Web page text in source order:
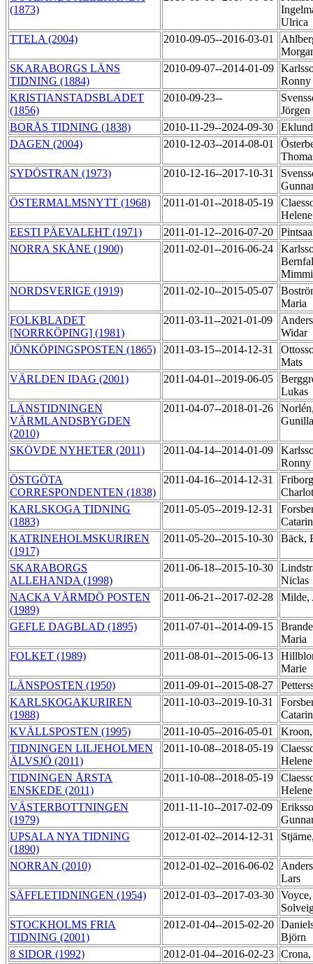
(1873)
Ulrica
TTELA (2004)
2010-09-05--2016-03-01
SKARABORGS LÄNS
TIDNING (1884)
2010-09-07--2014-01-09
Ronny
KRISTIANSTADSBLADET
(1856)
2010-09-23--
Jörgen
BORÅS TIDNING (1838)
2010-11-29--2024-09-30
DAGEN (2004)
2010-12-03--2014-08-01
SYDÖSTRAN (1973)
2010-12-16--2017-10-31
ÖSTERMALMSNYTT (1968)
2011-01-01--2018-05-19
EESTI PÄEVALEHT (1971)
2011-01-12--2016-07-20
NORRA SKÅNE (1900)
2011-02-01--2016-06-24
NORDSVERIGE (1919)
2011-02-10--2015-05-07
Maria
FOLKBLADET
[NORRKÖPING] (1981)
2011-03-11--2021-01-09
Widar
JÖNKÖPINGSPOSTEN (1865)
2011-03-15--2014-12-31
Mats
VÄRLDEN IDAG (2001)
2011-04-01--2019-06-05
Lukas
LÄNSTIDNINGEN
VÄRMLANDSBYGDEN
(2010)
2011-04-07--2018-01-26
SKÖVDE NYHETER (2011) 2011-04-14--2014-01-09
Ronny
ÖSTGÖTA
CORRESPONDENTEN (1838)
2011-04-16--2014-12-31
KARLSKOGA TIDNING
(1883)
2011-05-05--2019-12-31
KATRINEHOLMSKURIREN
(1917)
2011-05-20--2015-10-30 Bäck,
SKARABORGS
ALLEHANDA (1998)
2011-06-18--2015-10-30
Niclas
NACKA VÄRMDÖ POSTEN
(1989)
2011-06-21--2017-02-28 Milde,
GEFLE DAGBLAD (1895) 2011-07-01--2014-09-15
Maria
FOLKET (1989)
2011-08-01--2015-06-13
Marie
LÄNSPOSTEN (1950)
2011-09-01--2015-08-27
KARLSKOGAKURIREN
(1988)
2011-10-03--2019-10-31
KVÄLLSPOSTEN (1995)
2011-10-05--2016-05-01
TIDNINGEN LILJEHOLMEN
ÄLVSJÖ (2011)
2011-10-08--2018-05-19
TIDNINGEN ÅRSTA
ENSKEDE (2011)
2011-10-08--2018-05-19
VÄSTERBOTTNINGEN
(1979)
2011-11-10--2017-02-09
UPSALA NYA TIDNING
(1890)
2012-01-02--2014-12-31
NORRAN (2010) 2012-01-02--2016-06-02
Lars
SÄFFLETIDNINGEN (1954)
2012-01-03--2017-03-30 Voyce,
STOCKHOLMS FRIA
TIDNING (2001)
2012-01-04--2015-02-20
Björn
8 SIDOR (1992)
2012-01-04--2016-02-23